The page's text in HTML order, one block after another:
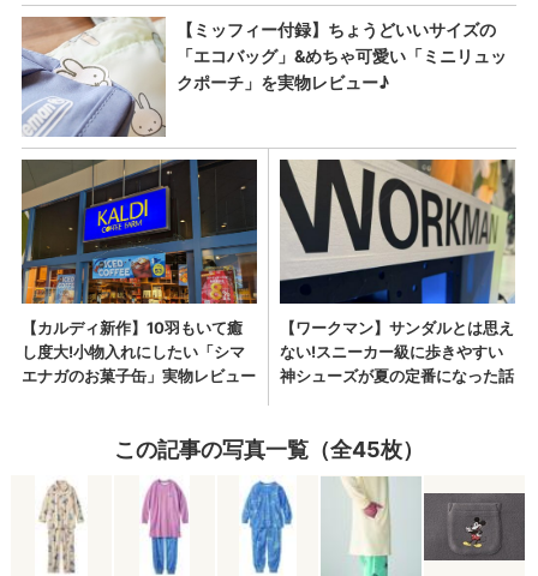
この記事の写真一覧（全45枚）